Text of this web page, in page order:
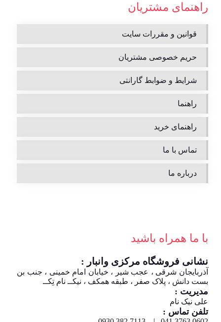
راهنمای مشتریان
قوانین و مقررات سایت
حریم خصوصی مشتریان
شرایط و ضوابط گارانتی
راهنما
راهنمای خرید
تماس با ما
درباره ما
با ما همراه باشید
نشانی فروشگاه مرکزی وانبار :
آذربایجان شرقی ، عجب شیر ، خیابان امام خمینی ، جنب بن
بست دانش ، پلاک صفر ، طبقه همکف ، نیکــ نام تِکــ
مدیریت :
علی نیک نام
تلفن تماس :